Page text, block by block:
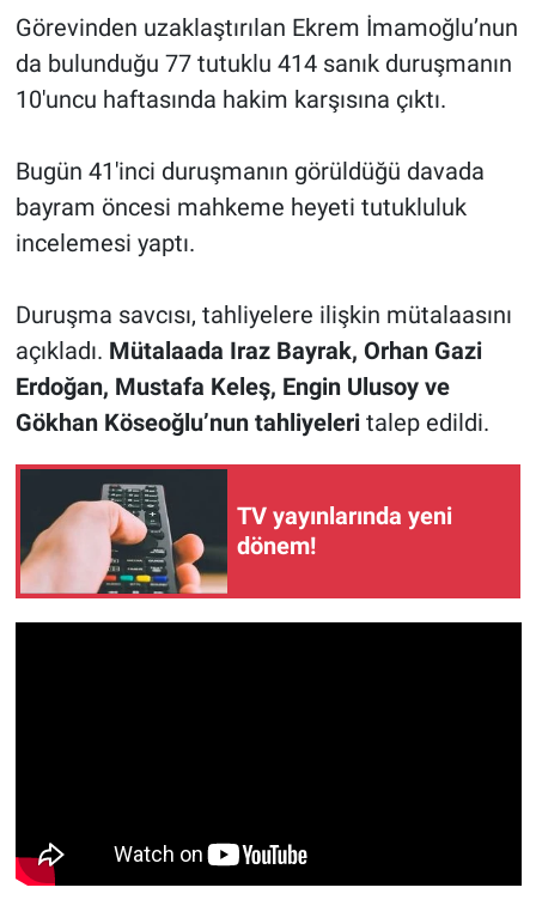
Görevinden uzaklaştırılan Ekrem İmamoğlu’nun
da bulunduğu 77 tutuklu 414 sanık duruşmanın
10'uncu haftasında hakim karşısına çıktı.
Bugün 41'inci duruşmanın görüldüğü davada
bayram öncesi mahkeme heyeti tutukluluk
incelemesi yaptı.
Duruşma savcısı, tahliyelere ilişkin mütalaasını
açıkladı. Mütalaada Iraz Bayrak, Orhan Gazi
Erdoğan, Mustafa Keleş, Engin Ulusoy ve
Gökhan Köseoğlu’nun tahliyeleritalep edildi.
TV yayınlarında yeni
dönem!